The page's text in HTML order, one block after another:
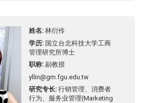
姓名 林衍伶
学历 国立台北科技大学工商
管理研究所博士
职称 副教授
yllin@gm.fgu.edu.tw
研究专长 行销管理、消费者
行为、服务业管理(Marketing